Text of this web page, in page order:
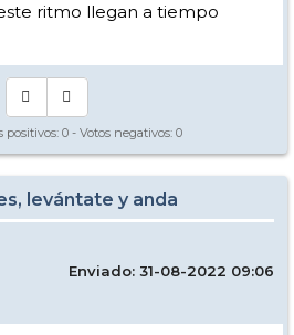
ritmo llegan a tiempo
positivos: 0 - Votos negativos: 0
levántate y anda
Enviado: 31-08-2022 09:06